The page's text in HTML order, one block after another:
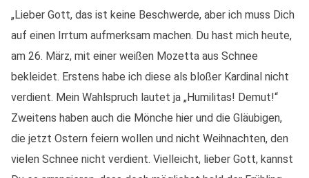
„Lieber Gott, das ist keine Beschwerde, aber ich muss Dich
auf einen Irrtum aufmerksam machen. Du hast mich heute,
am 26. März, mit einer weißen Mozetta aus Schnee
bekleidet. Erstens habe ich diese als bloßer Kardinal nicht
verdient. Mein Wahlspruch lautet ja „Humilitas! Demut!“
Zweitens haben auch die Mönche hier und die Gläubigen,
die jetzt Ostern feiern wollen und nicht Weihnachten, den
vielen Schnee nicht verdient. Vielleicht, lieber Gott, kannst